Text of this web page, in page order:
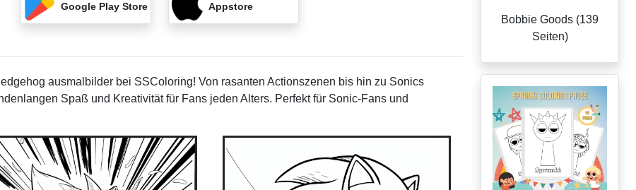
Google Play Store
Appstore
ausmalbilder bei SSColoring! Von rasanten Actionszenen bis hin zu Sonics
Spaß und Kreativität für Fans jeden Alters. Perfekt für Sonic-Fans und
Bobbie Goods (139
Seiten)